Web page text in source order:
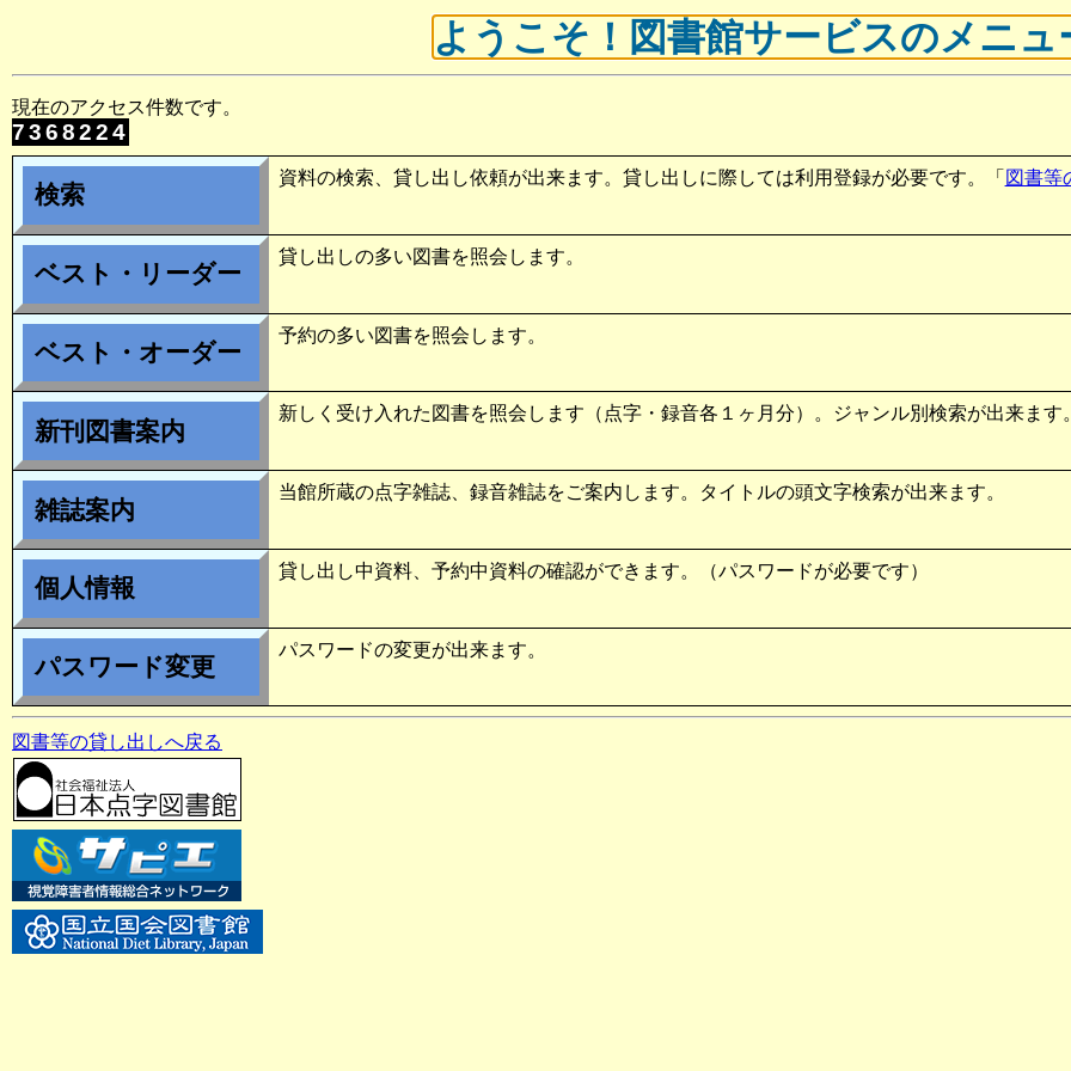
ようこそ！図書館サービスのメニュ
現在のアクセス件数です。
7368224
検索
資料の検索、貸し出し依頼が出来ます。貸し出しに際しては利用登録が必要です。「 図書等
ベスト・リーダー
貸し出しの多い図書を照会します。
ベスト・オーダー
予約の多い図書を照会します。
新刊図書案内
新しく受け入れた図書を照会します（点字・録音各１ヶ月分）。ジャンル別検索が出来ます。
雑誌案内
当館所蔵の点字雑誌、録音雑誌をご案内します。タイトルの頭文字検索が出来ます。
個人情報
貸し出し中資料、予約中資料の確認ができます。（パスワードが必要です）
パスワード変更
パスワードの変更が出来ます。
図書等の貸し出しへ戻る